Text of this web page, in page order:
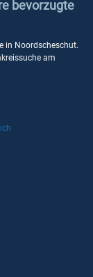
bevorzugte
in Noordscheschut.
am